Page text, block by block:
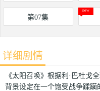
第07集
详细剧情
《太阳召唤》根据利·巴杜戈
背景设定在一个饱受战争蹂躏